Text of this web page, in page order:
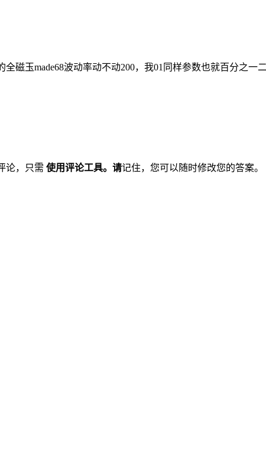
磁玉made68波动率动不动200，我01同样参数也就百分之一
论，只需 使用评论工具。请记住，您可以随时修改您的答案